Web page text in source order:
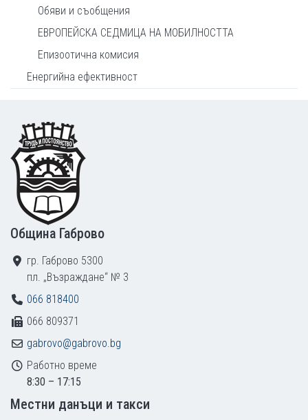
Обяви и съобщения
ЕВРОПЕЙСКА СЕДМИЦА НА МОБИЛНОСТТА
Епизоотична комисия
Енергийна ефективност
Footer
Община Габрово
гр. Габрово 5300
пл. „Възраждане“ № 3
066 818400
066 809371
gabrovo@gabrovo.bg
Работно време
8:30 – 17:15
Местни данъци и такси